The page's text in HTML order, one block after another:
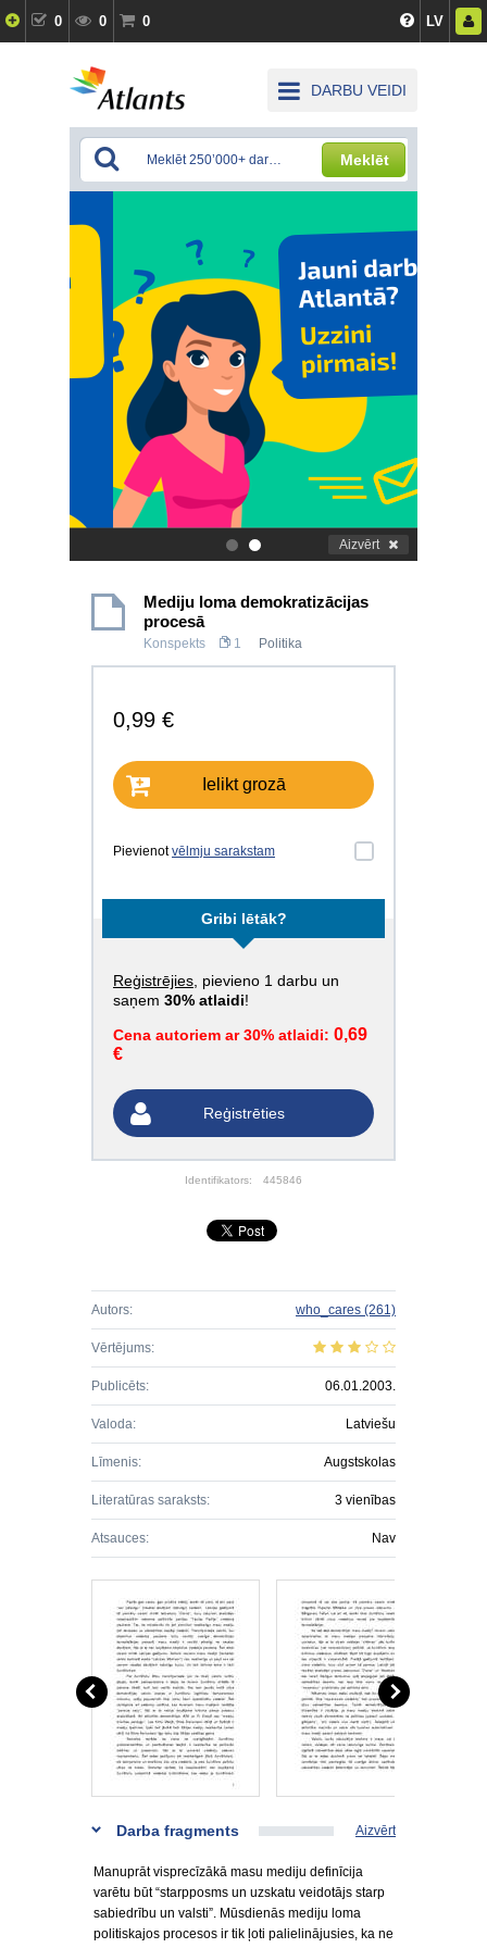
0 0 0 LV
DARBU VEIDI
Meklēt
. Aizvērt
Mediju loma demokratizācijas
procesā
Konspekts 1 Politika
0,99 €
Ielikt grozā
Pievienotvēlmju sarakstam
Gribi lētāk?
Reģistrējies , pievieno 1 darbu un
saņem 30% atlaidi!
Cena autoriem ar 30% atlaidi: 0,69
€
Reģistrēties
Identifikators: 445846
Autors: who_cares (261)
Vērtējums:
Publicēts: 06.01.2003.
Valoda: Latviešu
Līmenis: Augstskolas
Literatūras saraksts: 3 vienības
Atsauces: Nav
Darba fragments Aizvērt
Manuprāt visprecīzākā masu mediju definīcija
varētu būt “starpposms un uzskatu veidotājs starp
sabiedrību un valsti”. Mūsdienās mediju loma
politiskajos procesos ir tik ļoti palielinājusies, ka ne